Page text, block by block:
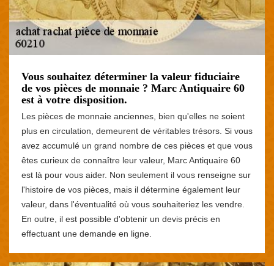
Vous souhaitez déterminer la valeur fiduciaire
de vos pièces de monnaie ? Marc Antiquaire 60
est à votre disposition.
Les pièces de monnaie anciennes, bien qu'elles ne soient
plus en circulation, demeurent de véritables trésors. Si vous
avez accumulé un grand nombre de ces pièces et que vous
êtes curieux de connaître leur valeur, Marc Antiquaire 60
est là pour vous aider. Non seulement il vous renseigne sur
l'histoire de vos pièces, mais il détermine également leur
valeur, dans l'éventualité où vous souhaiteriez les vendre.
En outre, il est possible d'obtenir un devis précis en
effectuant une demande en ligne.